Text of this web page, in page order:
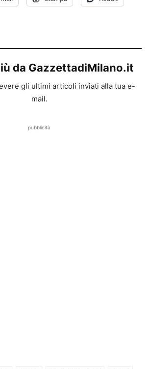
da GazzettadiMilano.it
gli ultimi articoli inviati alla tua e-
mail.
pubblicità